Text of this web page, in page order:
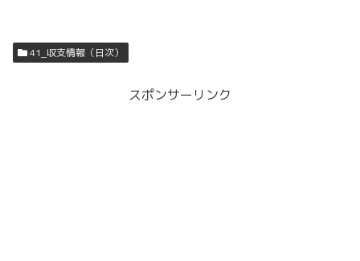
41_収支情報（日次）
スポンサーリンク